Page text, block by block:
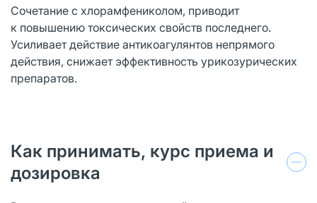
Сочетание с хлорамфениколом, приводит
к повышению токсических свойств последнего.
Усиливает действие антикоагулянтов непрямого
действия, снижает эффективность урикозурических
препаратов.
Как принимать, курс приема и
дозировка